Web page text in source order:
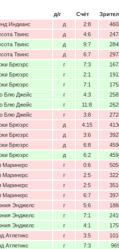
д/г Счёт
Индианс д 2:8
Твинс д 4:6
Твинс д 9:7
Твинс д 6:7
Брюэрс г 7:3
Брюэрс г 2:1
Брюэрс г 7:1
Блю Джейс г 4:3
Блю Джейс г 11:8
Блю Джейс г 3:8
Брюэрс д 4:15
Брюэрс д 3:6
Брюэрс д 6:8
Брюэрс д 6:2
Маринерс г 0:6
Маринерс г 2:5
Маринерс г 2:5
Маринерс г 6:7
Энджелс г 5:6
Энджелс г 7:1
Энджелс г 4:1
Атлетикс г 3:5
Атлетикс г 7:3